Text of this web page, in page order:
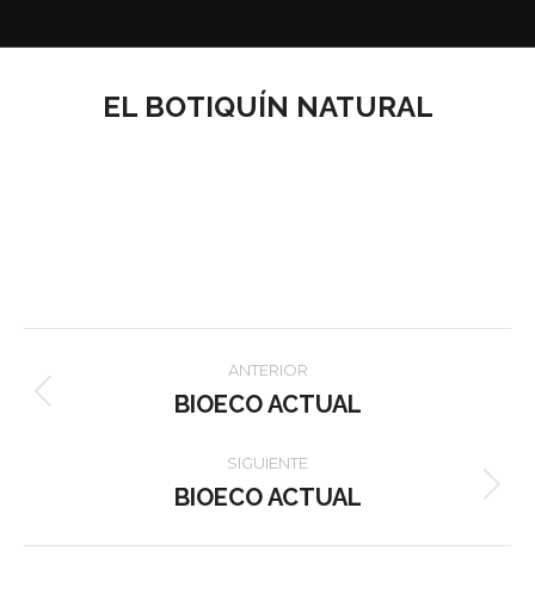
EL BOTIQUÍN NATURAL
Navegación
entre
proyectos
ANTERIOR
Proyecto
BIOECO ACTUAL
SIGUIENTE
Proyecto
BIOECO ACTUAL